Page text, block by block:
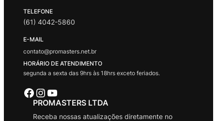
TELEFONE
(61) 4042-5860
E-MAIL
contato@promasters.net.br
HORÁRIO DE ATENDIMENTO
segunda a sexta das 9hrs às 18hrs exceto feriados.
Facebook Instagram Youtube
PROMASTERS LTDA
Receba nossas atualizações diretamente no